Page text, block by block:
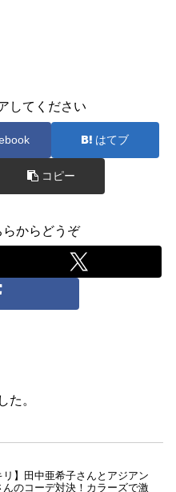
してください
はてブ
コピー
からどうぞ
た。
リ】田中亜希子さんとアジアン
んのコーデ対決！カラーズで激